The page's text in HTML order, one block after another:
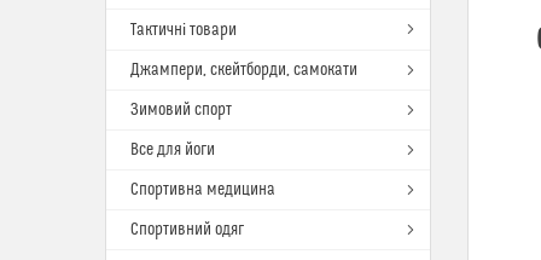
Тактичні товари
Джампери, скейтборди, самокати
Зимовий спорт
Все для йоги
Спортивна медицина
Спортивний одяг